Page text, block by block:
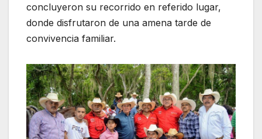
concluyeron su recorrido en referido lugar,
donde disfrutaron de una amena tarde de
convivencia familiar.